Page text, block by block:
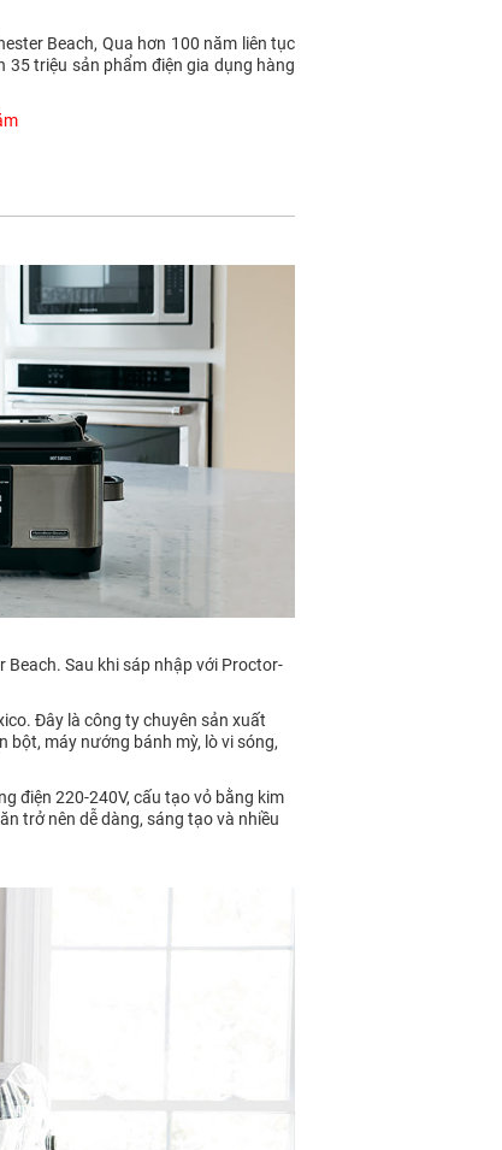
Beach, Qua hơn 100 năm liên tục
triệu sản phẩm điện gia dụng hàng
Beach. Sau khi sáp nhập với Proctor-
Đây là công ty chuyên sản xuất
bột, máy nướng bánh mỳ, lò vi sóng,
điện 220-240V, cấu tạo vỏ bằng kim
trở nên dễ dàng, sáng tạo và nhiều